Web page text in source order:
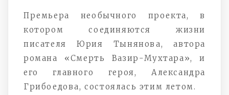
Премьера необычного проекта, в
котором соединяются жизни
писателя Юрия Тынянова, автора
романа «Смерть Вазир-Мухтара», и
его главного героя, Александра
Грибоедова, состоялась этим летом.